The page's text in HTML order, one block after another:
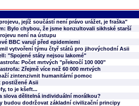
jejíž součástí není právo urážet, je fraška"
Bylo chybou, že jsme konzultovali sikhské starší
není na ústupu
BBC varují před epidemiemi
vytvoření týmu čtyř států pro jihovýchodní Asii
"Spojené státy nejsou lakomé"
Počet mrtvých "překročí 100 000"
Zřejmě více než 60 000 mrtvých
zintenzivnit humanitární pomoc
postižené Asii
to je kšeft...
slova dělitelná individuální morálkou?
budou dodržovat základní civilizační principy